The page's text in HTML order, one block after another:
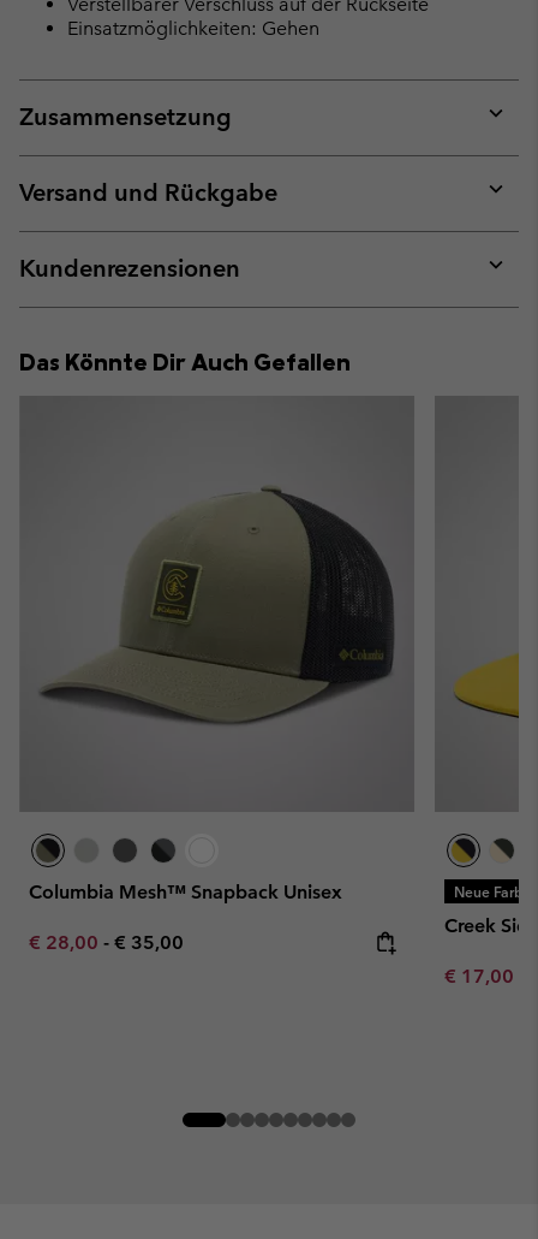
Einsatzmöglichkeiten: Gehen
Zusammensetzung
or
Versand und Rückgabe
or
Kundenrezensionen
or
Das Könnte Dir Auch Gefallen
Columbia Mesh™ Snapback Unisex
Minimum sale price:
€ 28,00 - Maximum price:
€ 35,00
Neue
Creek
Minimum
€ 17,00